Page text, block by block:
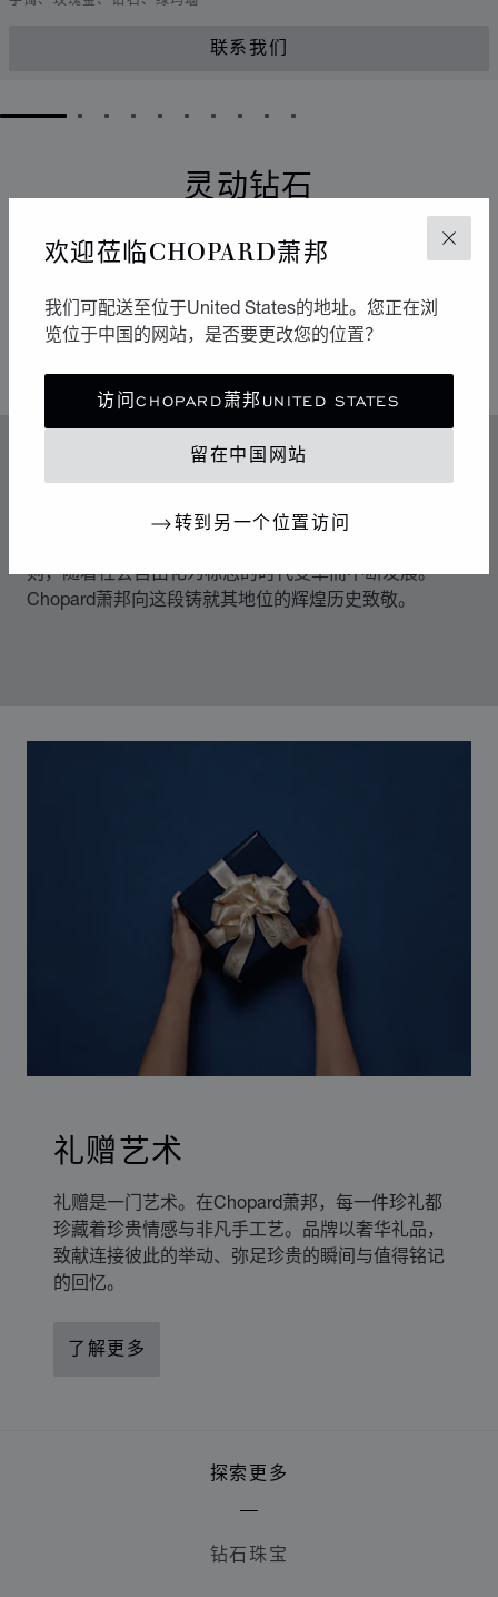
关闭
欢迎莅临CHOPARD萧邦
我们可配送至位于United States的地址。您正在浏
览位于中国的网站，是否要更改您的位置？
访问CHOPARD萧邦UNITED STATES
留在中国网站
转到另一个位置访问
联系我们
GO TO SLIDE 1GO TO SLIDE 2
GO TO SLIDE 3
GO TO SLIDE 4
GO TO SLIDE 5
GO TO SLIDE 6
GO TO SLIDE 7
GO TO SLIDE 8
GO TO SLIDE 9
GO TO SLIDE 10
灵动钻石
它们以流畅的运动点亮周围的环境。自从1976年于
Chopard萧邦工坊诞生以来，Happy Diamonds一直在传
有趣的表演，其中传达出的自由与光明令人不禁扬起迷人
的微笑。
传奇的灵动钻石
则，随着社会自由化为标志的时代变革而不断发展。
Chopard萧邦向这段铸就其地位的辉煌历史致敬。
礼赠艺术
礼赠是一门艺术。在Chopard萧邦，每一件珍礼都
珍藏着珍贵情感与非凡手工艺。品牌以奢华礼品，
致献连接彼此的举动、弥足珍贵的瞬间与值得铭记
的回忆。
了解更多
探索更多
钻石珠宝